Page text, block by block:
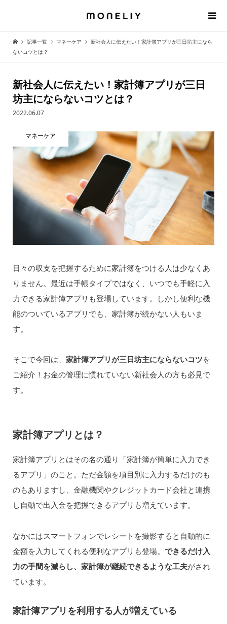
記事一覧 マネーケア
新社会人に伝えたい！家計簿アプリが三日坊主になら
ないコツとは？
新社会人に伝えたい！家計簿アプリが三日
坊主にならないコツとは？
2022.06.07
マネーケア
日々の収支を把握するために家計簿をつける人は少なくあ
りません。最近は手帳タイプではなく、いつでも手軽に入
力できる家計簿アプリも登場しています。しかし便利な機
能のついているアプリでも、家計簿が続かない人もいま
す。
そこで今回は、 家計簿アプリが三日坊主にならないコツを
ご紹介！お金の管理に慣れていない新社会人の方も必見で
す。
家計簿アプリとは？
家計簿アプリとはその名の通り「家計簿が簡単に入力でき
るアプリ」のこと。ただ金額を項目別に入力するだけのも
のもありますし、金融機関やクレジットカード会社と連携
し自動で出入金を把握できるアプリも増えています。
なかにはスマートフォンでレシートを撮影すると自動的に
金額を入力してくれる便利なアプリも登場。 できるだけ入
力の手間を減らし、家計簿が継続できるような工夫がされ
ています。
家計簿アプリを利用する人が増えている